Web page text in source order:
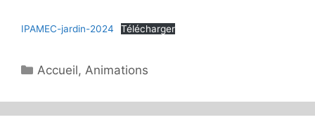
IPAMEC-jardin-2024 Télécharger
Catégories
Accueil,Animations